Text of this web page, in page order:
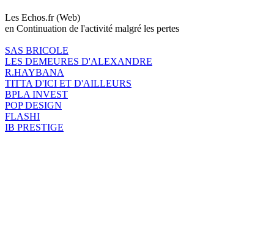
Les Echos.fr (Web)
en Continuation de l'activité malgré les pertes
SAS BRICOLE
LES DEMEURES D'ALEXANDRE
R.HAYBANA
TITTA D'ICI ET D'AILLEURS
BPLA INVEST
POP DESIGN
FLASHI
IB PRESTIGE